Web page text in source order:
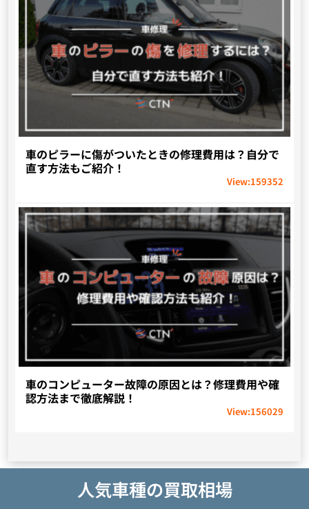
車のピラーに傷がついたときの修理費用は？自分で
直す方法もご紹介！
View:159352
車のコンピューター故障の原因とは？修理費用や確
認方法まで徹底解説！
View:156029
人気車種の買取相場